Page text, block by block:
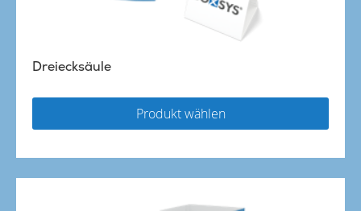
Dreiecksäule
Produkt wählen